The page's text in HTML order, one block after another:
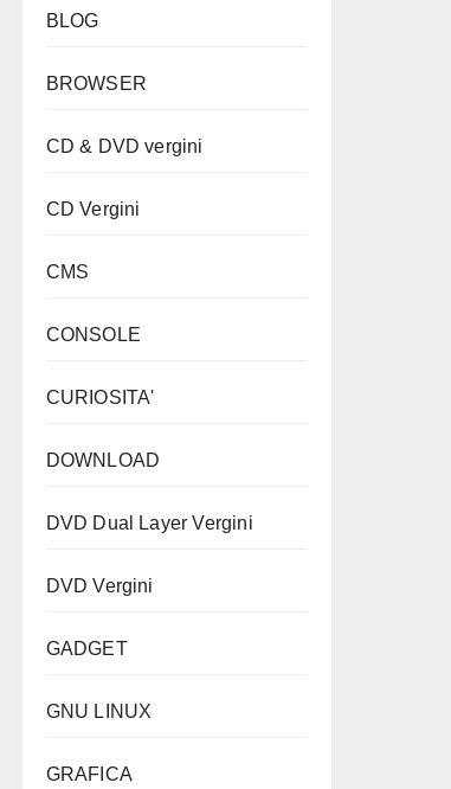
BLOG
BROWSER
CD & DVD vergini
CD Vergini
CMS
CONSOLE
CURIOSITA'
DOWNLOAD
DVD Dual Layer Vergini
DVD Vergini
GADGET
GNU LINUX
GRAFICA